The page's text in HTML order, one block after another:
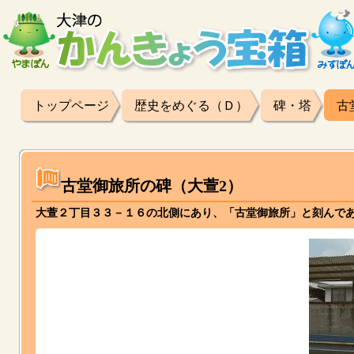
トップページ 歴史をめぐる（Ｄ） 碑・塔 古
古堂御旅所の碑（大萱2）
大萱２丁目３３－１６の北側にあり、「古堂御旅所」と刻んで